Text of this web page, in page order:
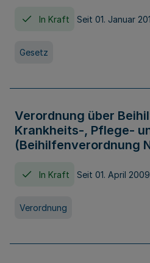
In Kraft Seit 01. Januar
Gesetz
Verordnung über
Krankheits-, Pflege-
(Beihilfenverordnung
In Kraft Seit 01. April 2009
Verordnung